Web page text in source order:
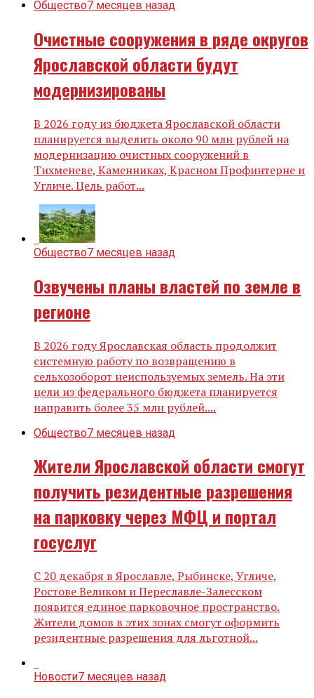
Общество7 месяцев назад
Очистные сооружения в ряде округов
Ярославской области будут
модернизированы
В 2026 году из бюджета Ярославской области
планируется выделить около 90 млн рублей на
модернизацию очистных сооружений в
Тихменеве, Каменниках, Красном Профинтерне и
Угличе. Цель работ...
Общество7 месяцев назад
Озвучены планы властей по земле в
регионе
В 2026 году Ярославская область продолжит
системную работу по возвращению в
сельхозоборот неиспользуемых земель. На эти
цели из федерального бюджета планируется
направить более 35 млн рублей....
Общество7 месяцев назад
Жители Ярославской области смогут
получить резидентные разрешения
на парковку через МФЦ и портал
госуслуг
С 20 декабря в Ярославле, Рыбинске, Угличе,
Ростове Великом и Переславле-Залесском
появится единое парковочное пространство.
Жители домов в этих зонах смогут оформить
резидентные разрешения для льготной...
Новости7 месяцев назад